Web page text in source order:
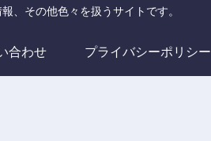
、その他色々を扱うサイトです。
合わせ プライバシーポリシー